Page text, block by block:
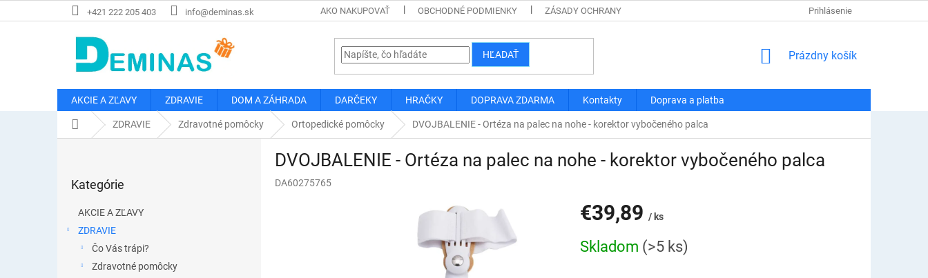
na
+421 222 205 403 info@deminas.sk AKO NAKUPOVAŤ OBCHODNÉ PODMIENKY ZÁSADY OCHRANY OSOBNÝCH ÚDAJOV DOPRAVA A PLATBA REKLAMÁCIA A
Prihlásenie
HĽADAŤ
NÁKUPNÝ
Prázdny košík
AKCIE A ZĽAVY ZDRAVIE DOM A ZÁHRADA DARČEKY HRAČKY DOPRAVA ZDARMA Kontakty Doprava a platba
DomovZDRAVIE Zdravotné pomôcky Ortopedické pomôcky DVOJBALENIE - Ortéza na palec na nohe - korektor vybočeného palca
kategórie
Kategórie
AKCIE A ZĽAVY
ZDRAVIE
Čo Vás trápi?
Zdravotné pomôcky
DVOJBALENIE - Ortéza na palec na nohe - korektor vybočeného palca
DA60275765
€39,89 / ks
cena:
Skladom (>5 ks)